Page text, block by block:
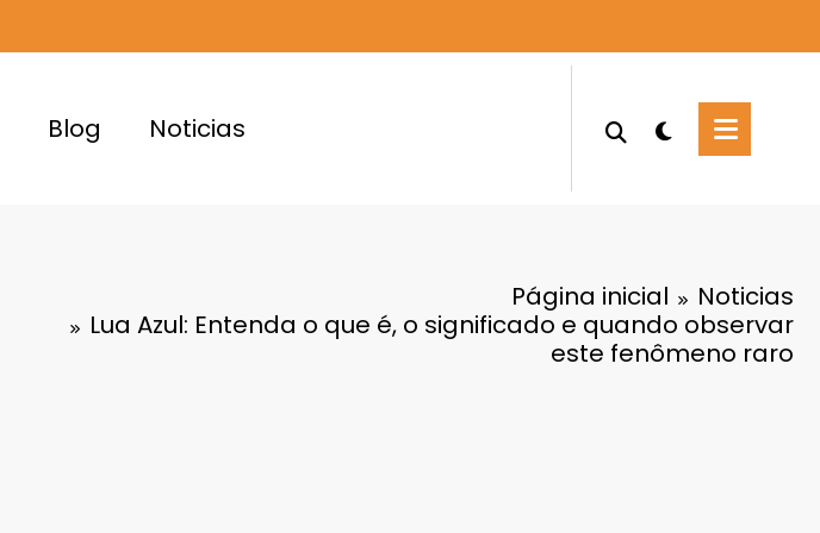
Blog Noticias
Página inicial
Noticias
Lua Azul: Entenda o que é, o significado e quando observar
este fenômeno raro